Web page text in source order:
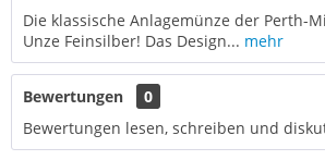
Die klassische Anlagemünze der Perth-
Unze Feinsilber! Das Design... mehr
Bewertungen
0
Bewertungen lesen, schreiben und